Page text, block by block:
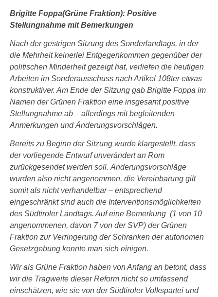
Brigitte Foppa(Grüne Fraktion): Positive
Stellungnahme mit Bemerkungen
Nach der gestrigen Sitzung des Sonderlandtags, in der
die Mehrheit keinerlei Entgegenkommen gegenüber der
politischen Minderheit gezeigt hat, verliefen die heutigen
Arbeiten im Sonderausschuss nach Artikel 108ter etwas
konstruktiver. Am Ende der Sitzung gab Brigitte Foppa im
Namen der Grünen Fraktion eine insgesamt positive
Stellungnahme ab – allerdings mit begleitenden
Anmerkungen und Änderungsvorschlägen.
Bereits zu Beginn der Sitzung wurde klargestellt, dass
der vorliegende Entwurf unverändert an Rom
zurückgesendet werden soll. Änderungsvorschläge
wurden also nicht angenommen, die Vereinbarung gilt
somit als nicht verhandelbar – entsprechend
eingeschränkt sind auch die Interventionsmöglichkeiten
des Südtiroler Landtags. Auf eine Bemerkung (1 von 10
angenommenen, davon 7 von der SVP) der Grünen
Fraktion zur Verringerung der Schranken der autonomen
Gesetzgebung konnte man sich einigen.
Wir als Grüne Fraktion haben von Anfang an betont, dass
wir die Tragweite dieser Reform nicht so umfassend
einschätzen, wie sie von der Südtiroler Volkspartei und